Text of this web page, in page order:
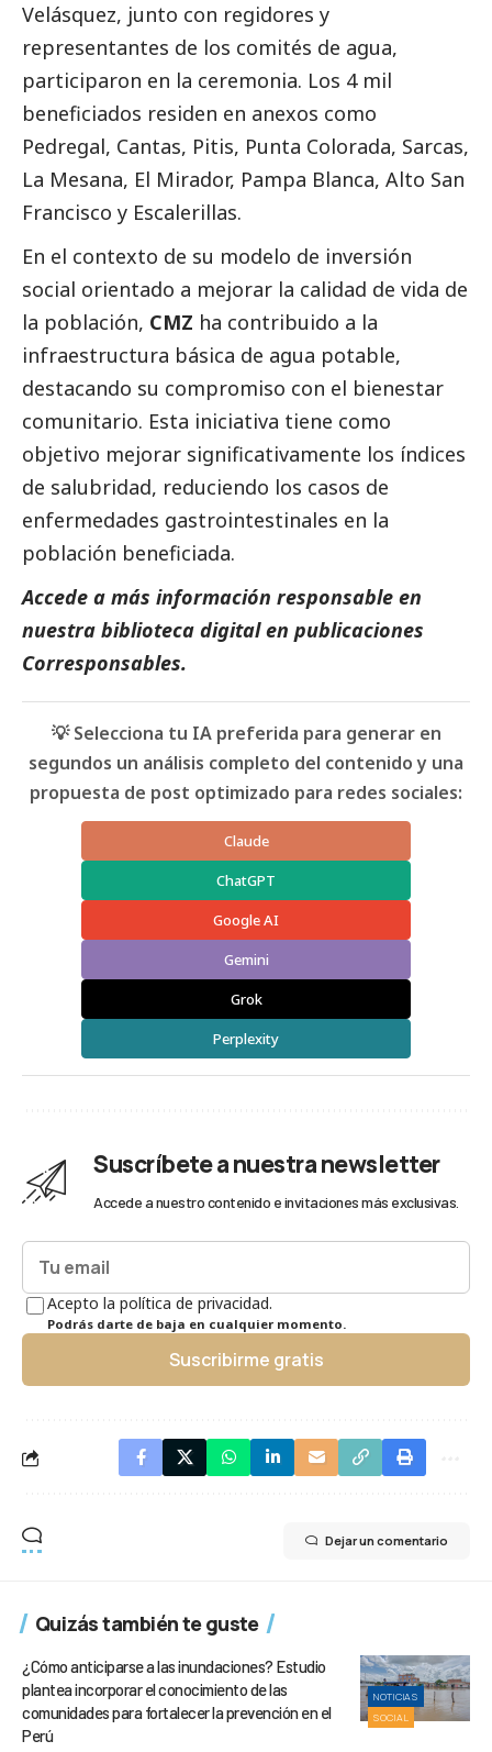
Velásquez, junto con regidores y
representantes de los comités de agua,
participaron en la ceremonia. Los 4 mil
beneficiados residen en anexos como
Pedregal, Cantas, Pitis, Punta Colorada, Sarcas,
La Mesana, El Mirador, Pampa Blanca, Alto San
Francisco y Escalerillas.
En el contexto de su modelo de inversión
social orientado a mejorar la calidad de vida de
la población, CMZ ha contribuido a la
infraestructura básica de agua potable,
destacando su compromiso con el bienestar
comunitario. Esta iniciativa tiene como
objetivo mejorar significativamente los índices
de salubridad, reduciendo los casos de
enfermedades gastrointestinales en la
población beneficiada.
Accede a más información responsable en
nuestra biblioteca digital en publicaciones
Corresponsables.
💡 Selecciona tu IA preferida para generar en
segundos un análisis completo del contenido y una
propuesta de post optimizado para redes sociales:
Claude
ChatGPT
Google AI
Gemini
Grok
Perplexity
Suscríbete a nuestra newsletter
Accede a nuestro contenido e invitaciones más exclusivas.
Acepto la política de privacidad.
Podrás darte de baja en cualquier momento.
Suscribirme gratis
Dejar un comentario
Quizás también te guste
NOTICIAS
SOCIAL
¿Cómo anticiparse a las inundaciones? Estudio
plantea incorporar el conocimiento de las
comunidades para fortalecer la prevención en el
Perú